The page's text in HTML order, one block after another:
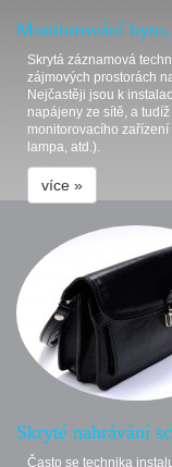
Monitorování bytu,
Skrytá záznamová
zájmových prostorách
Nejčastěji jsou k
napájeny ze sítě, a
monitorovacího
lampa, atd.).
více »
Skryté nahrávání
Často se technika